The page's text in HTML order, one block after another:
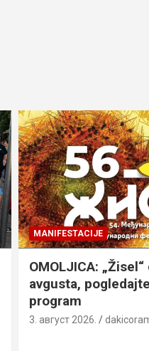
MANIFESTACIJE
OMOLJICA:
avgusta,
program
3. август 2026.